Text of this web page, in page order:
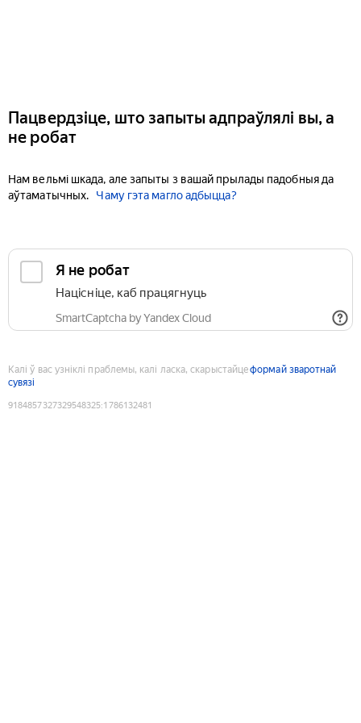
Пацвердзіце, што запыты адпраўлялі вы, а
не робат
Нам вельмі шкада, але запыты з вашай прылады падобныя да
аўтаматычных.
Чаму гэта магло адбыцца?
Я не робат
Націсніце, каб працягнуць
SmartCaptcha by Yandex Cloud
Калі ў вас узніклі праблемы, калі ласка, скарыстайцеформай зваротнай
сувязі
9184857327329548325:1786132481